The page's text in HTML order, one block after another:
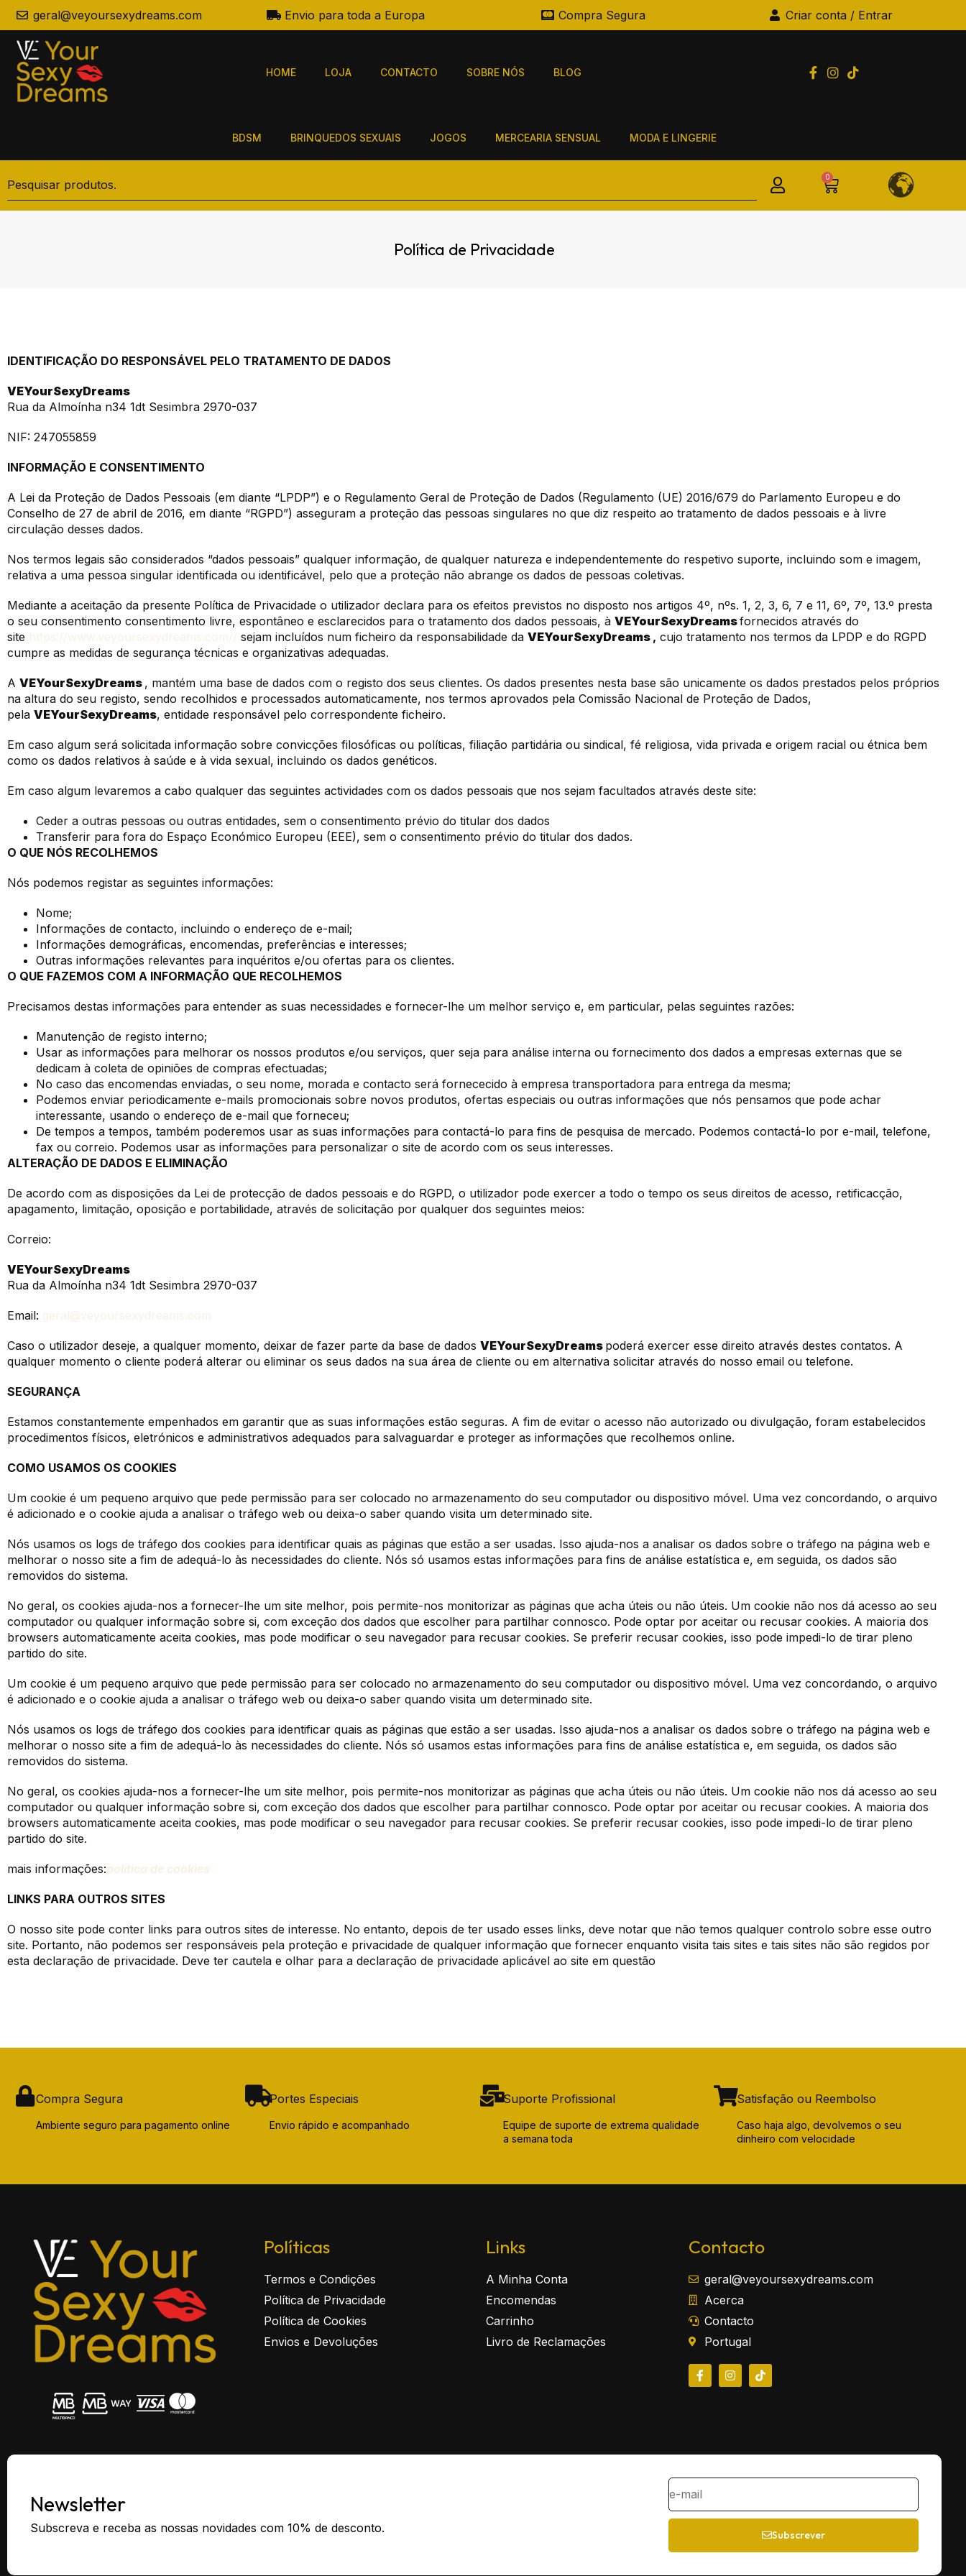
geral@veyoursexydreams.com Envio para toda a Europa Compra Segura Criar conta / Entrar
HOME LOJA CONTACTO SOBRE NÓS BLOG
BDSM BRINQUEDOS SEXUAIS JOGOS MERCEARIA SENSUAL MODA E LINGERIE
0
Política de Privacidade
IDENTIFICAÇÃO DO RESPONSÁVEL PELO TRATAMENTO DE DADOS
VEYourSexyDreams
Rua da Almoínha n34 1dt Sesimbra 2970-037
NIF: 247055859
INFORMAÇÃO E CONSENTIMENTO
A Lei da Proteção de Dados Pessoais (em diante “LPDP”) e o Regulamento Geral de Proteção de Dados (Regulamento (UE) 2016/679 do Parlamento Europeu e do
Conselho de 27 de abril de 2016, em diante “RGPD”) asseguram a proteção das pessoas singulares no que diz respeito ao tratamento de dados pessoais e à livre
circulação desses dados.
Nos termos legais são considerados “dados pessoais” qualquer informação, de qualquer natureza e independentemente do respetivo suporte, incluindo som e imagem,
relativa a uma pessoa singular identificada ou identificável, pelo que a proteção não abrange os dados de pessoas coletivas.
Mediante a aceitação da presente Política de Privacidade o utilizador declara para os efeitos previstos no disposto nos artigos 4º, nºs. 1, 2, 3, 6, 7 e 11, 6º, 7º, 13.º presta
o seu consentimento consentimento livre, espontâneo e esclarecidos para o tratamento dos dados pessoais, à VEYourSexyDreamsfornecidos através do
site https://www.veyoursexydreams.com// sejam incluídos num ficheiro da responsabilidade da VEYourSexyDreams , cujo tratamento nos termos da LPDP e do RGPD
cumpre as medidas de segurança técnicas e organizativas adequadas.
A VEYourSexyDreams , mantém uma base de dados com o registo dos seus clientes. Os dados presentes nesta base são unicamente os dados prestados pelos próprios
na altura do seu registo, sendo recolhidos e processados automaticamente, nos termos aprovados pela Comissão Nacional de Proteção de Dados,
pela VEYourSexyDreams, entidade responsável pelo correspondente ficheiro.
Em caso algum será solicitada informação sobre convicções filosóficas ou políticas, filiação partidária ou sindical, fé religiosa, vida privada e origem racial ou étnica bem
como os dados relativos à saúde e à vida sexual, incluindo os dados genéticos.
Em caso algum levaremos a cabo qualquer das seguintes actividades com os dados pessoais que nos sejam facultados através deste site:
Ceder a outras pessoas ou outras entidades, sem o consentimento prévio do titular dos dados
Transferir para fora do Espaço Económico Europeu (EEE), sem o consentimento prévio do titular dos dados.
O QUE NÓS RECOLHEMOS
Nós podemos registar as seguintes informações:
Nome;
Informações de contacto, incluindo o endereço de e-mail;
Informações demográficas, encomendas, preferências e interesses;
Outras informações relevantes para inquéritos e/ou ofertas para os clientes.
O QUE FAZEMOS COM A INFORMAÇÃO QUE RECOLHEMOS
Precisamos destas informações para entender as suas necessidades e fornecer-lhe um melhor serviço e, em particular, pelas seguintes razões:
Manutenção de registo interno;
Usar as informações para melhorar os nossos produtos e/ou serviços, quer seja para análise interna ou fornecimento dos dados a empresas externas que se
dedicam à coleta de opiniões de compras efectuadas;
No caso das encomendas enviadas, o seu nome, morada e contacto será fornececido à empresa transportadora para entrega da mesma;
Podemos enviar periodicamente e-mails promocionais sobre novos produtos, ofertas especiais ou outras informações que nós pensamos que pode achar
interessante, usando o endereço de e-mail que forneceu;
De tempos a tempos, também poderemos usar as suas informações para contactá-lo para fins de pesquisa de mercado. Podemos contactá-lo por e-mail, telefone,
fax ou correio. Podemos usar as informações para personalizar o site de acordo com os seus interesses.
ALTERAÇÃO DE DADOS E ELIMINAÇÃO
De acordo com as disposições da Lei de protecção de dados pessoais e do RGPD, o utilizador pode exercer a todo o tempo os seus direitos de acesso, retificacção,
apagamento, limitação, oposição e portabilidade, através de solicitação por qualquer dos seguintes meios:
Correio:
VEYourSexyDreams
Rua da Almoínha n34 1dt Sesimbra 2970-037
Email: geral@veyoursexydreams.com
Caso o utilizador deseje, a qualquer momento, deixar de fazer parte da base de dados VEYourSexyDreams poderá exercer esse direito através destes contatos. A
qualquer momento o cliente poderá alterar ou eliminar os seus dados na sua área de cliente ou em alternativa solicitar através do nosso email ou telefone.
SEGURANÇA
Estamos constantemente empenhados em garantir que as suas informações estão seguras. A fim de evitar o acesso não autorizado ou divulgação, foram estabelecidos
procedimentos físicos, eletrónicos e administrativos adequados para salvaguardar e proteger as informações que recolhemos online.
COMO USAMOS OS COOKIES
Um cookie é um pequeno arquivo que pede permissão para ser colocado no armazenamento do seu computador ou dispositivo móvel. Uma vez concordando, o arquivo
é adicionado e o cookie ajuda a analisar o tráfego web ou deixa-o saber quando visita um determinado site.
Nós usamos os logs de tráfego dos cookies para identificar quais as páginas que estão a ser usadas. Isso ajuda-nos a analisar os dados sobre o tráfego na página web e
melhorar o nosso site a fim de adequá-lo às necessidades do cliente. Nós só usamos estas informações para fins de análise estatística e, em seguida, os dados são
removidos do sistema.
No geral, os cookies ajuda-nos a fornecer-lhe um site melhor, pois permite-nos monitorizar as páginas que acha úteis ou não úteis. Um cookie não nos dá acesso ao seu
computador ou qualquer informação sobre si, com exceção dos dados que escolher para partilhar connosco. Pode optar por aceitar ou recusar cookies. A maioria dos
browsers automaticamente aceita cookies, mas pode modificar o seu navegador para recusar cookies. Se preferir recusar cookies, isso pode impedi-lo de tirar pleno
partido do site.
Um cookie é um pequeno arquivo que pede permissão para ser colocado no armazenamento do seu computador ou dispositivo móvel. Uma vez concordando, o arquivo
é adicionado e o cookie ajuda a analisar o tráfego web ou deixa-o saber quando visita um determinado site.
Nós usamos os logs de tráfego dos cookies para identificar quais as páginas que estão a ser usadas. Isso ajuda-nos a analisar os dados sobre o tráfego na página web e
melhorar o nosso site a fim de adequá-lo às necessidades do cliente. Nós só usamos estas informações para fins de análise estatística e, em seguida, os dados são
removidos do sistema.
No geral, os cookies ajuda-nos a fornecer-lhe um site melhor, pois permite-nos monitorizar as páginas que acha úteis ou não úteis. Um cookie não nos dá acesso ao seu
computador ou qualquer informação sobre si, com exceção dos dados que escolher para partilhar connosco. Pode optar por aceitar ou recusar cookies. A maioria dos
browsers automaticamente aceita cookies, mas pode modificar o seu navegador para recusar cookies. Se preferir recusar cookies, isso pode impedi-lo de tirar pleno
partido do site.
mais informações:politica de cookies
LINKS PARA OUTROS SITES
O nosso site pode conter links para outros sites de interesse. No entanto, depois de ter usado esses links, deve notar que não temos qualquer controlo sobre esse outro
site. Portanto, não podemos ser responsáveis pela proteção e privacidade de qualquer informação que fornecer enquanto visita tais sites e tais sites não são regidos por
esta declaração de privacidade. Deve ter cautela e olhar para a declaração de privacidade aplicável ao site em questão
Compra Segura
Ambiente seguro para pagamento online
Portes Especiais
Envio rápido e acompanhado
Suporte Profissional
Equipe de suporte de extrema qualidade
a semana toda
Satisfação ou Reembolso
Caso haja algo, devolvemos o seu
dinheiro com velocidade
Políticas
Termos e Condições
Política de Privacidade
Política de Cookies
Envios e Devoluções
Links
A Minha Conta
Encomendas
Carrinho
Livro de Reclamações
Contacto
geral@veyoursexydreams.com
Acerca
Contacto
Portugal
Newsletter
Subscreva e receba as nossas novidades com 10% de desconto. Subscrever